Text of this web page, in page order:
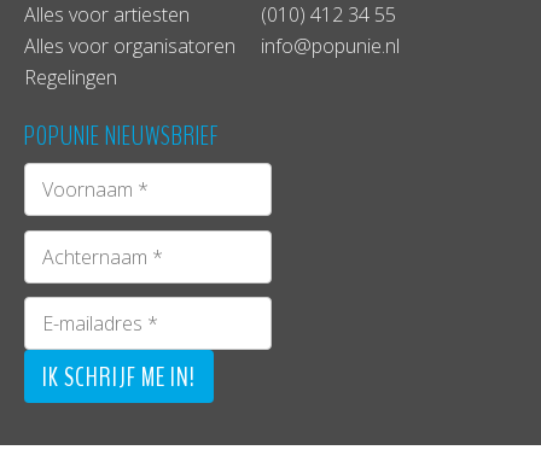
Alles voor artiesten
Alles voor organisatoren
Regelingen
(010) 412 34 55
info@popunie.nl
POPUNIE NIEUWSBRIEF